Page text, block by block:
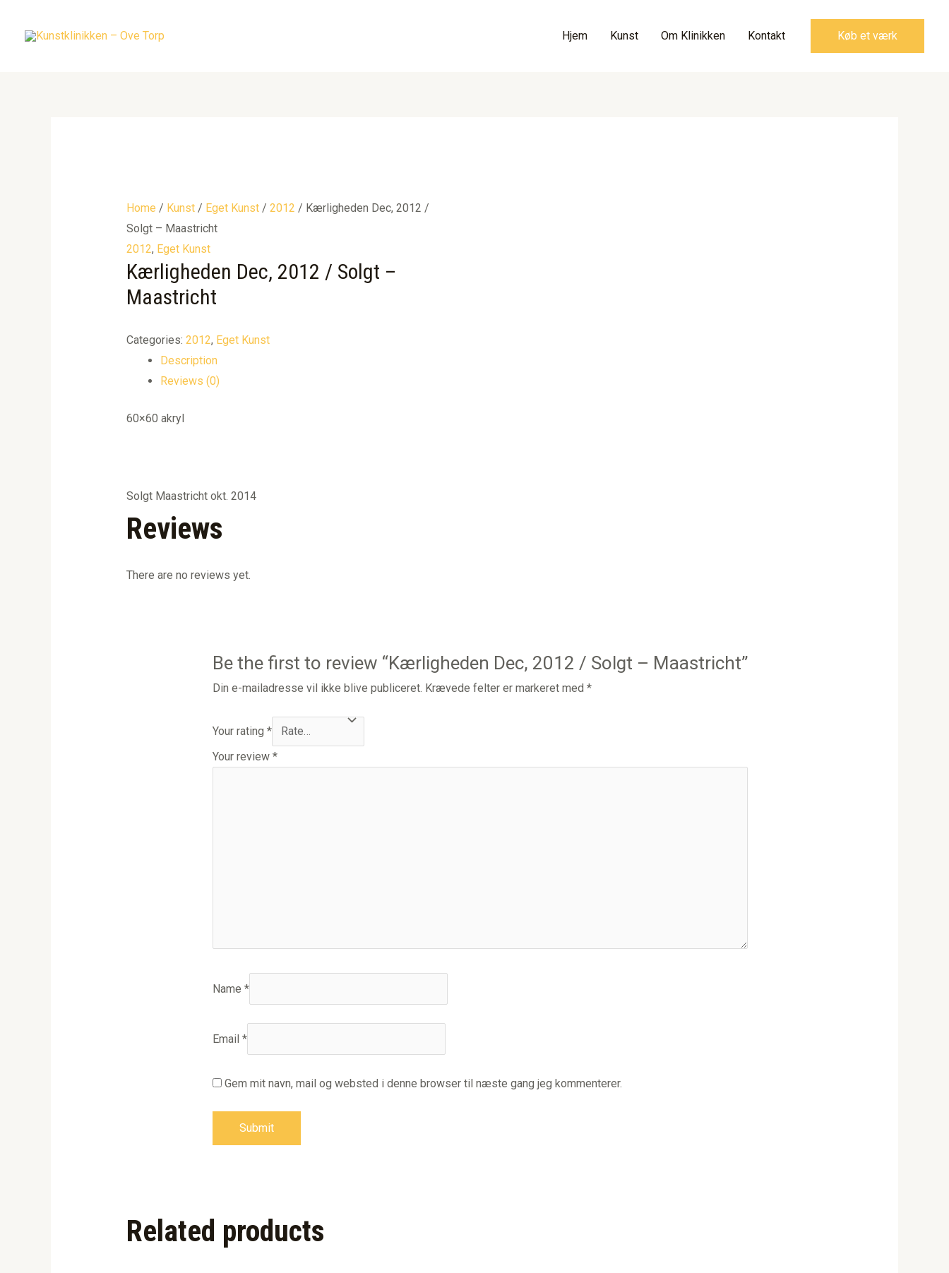
Hjem Kunst Om Klinikken Kontakt Køb et værk
Home / Kunst/ Eget Kunst/ 2012 / Kærligheden Dec, 2012 /
Solgt – Maastricht
2012, Eget Kunst
Kærligheden Dec, 2012 / Solgt –
Maastricht
Categories: 2012, Eget Kunst
Description
Reviews (0)
60×60 akryl
Solgt Maastricht okt. 2014
Reviews
There are no reviews yet.
Be the first to review “Kærligheden Dec, 2012 / Solgt – Maastricht”
Din e-mailadresse vil ikke blive publiceret. Krævede felter er markeret med *
Your rating *
Your review *
Name *
Email *
Gem mit navn, mail og websted i denne browser til næste gang jeg kommenterer.
Related products